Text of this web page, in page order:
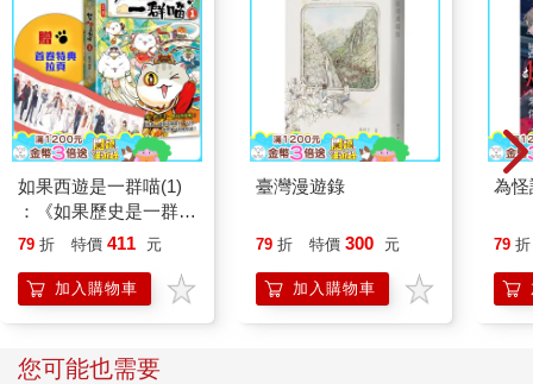
如果西遊是一群喵(1)
：《如果歷史是一群
喵》作者最新力作，附
79 折 特價 411 元
加入購物車
臺灣漫遊錄
79 折 特價 300 元
加入購物車
為怪
79 折
您可能也需要